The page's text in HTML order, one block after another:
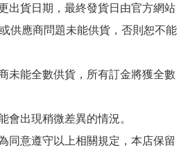
出貨日期，最終發貨日由官方網站
供應商問題未能供貨，否則恕不能
未能全數供貨，所有訂金將獲全數
會出現稍微差異的情況。
同意遵守以上相關規定，本店保留